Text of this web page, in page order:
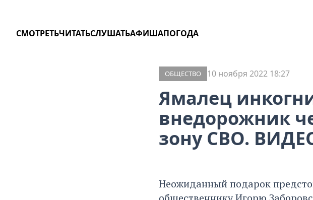
СМОТРЕТЬЧИТАТЬСЛУШАТЬАФИШАПОГОДА
ОБЩЕСТВО 10 ноября 2022 18:27
Ямалец
внедорожник
зону СВО.
Неожиданный подарок